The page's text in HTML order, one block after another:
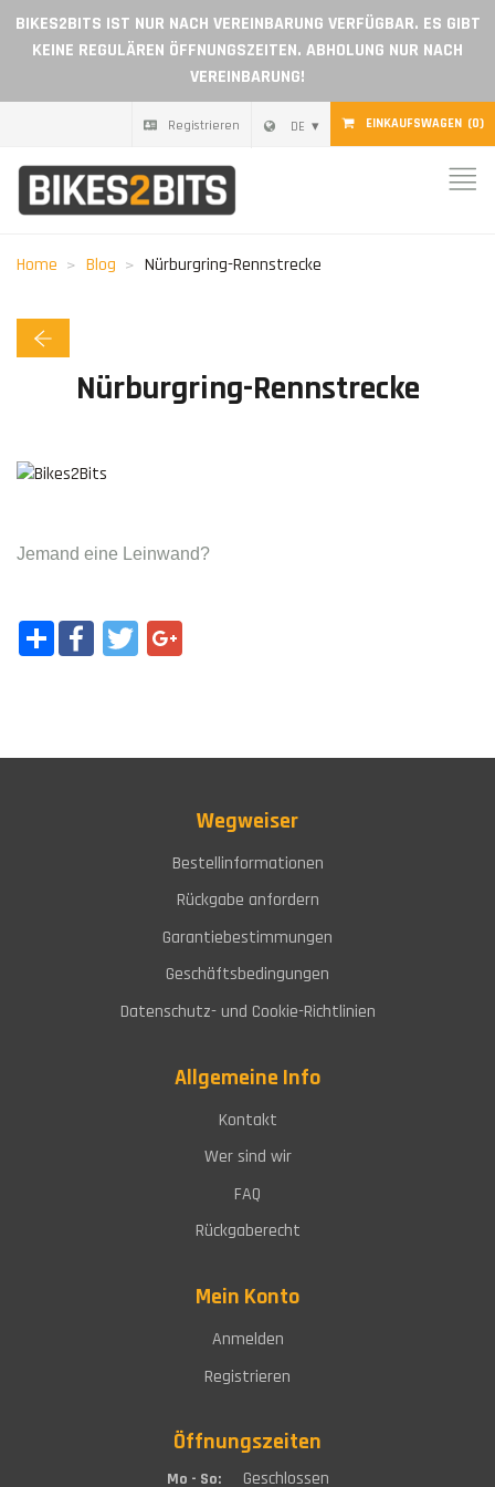
BIKES2BITS IST NUR NACH VEREINBARUNG VERFÜGBAR. ES GIBT
KEINE REGULÄREN ÖFFNUNGSZEITEN. ABHOLUNG NUR NACH
VEREINBARUNG!
EINKAUFSWAGEN (0)
DE
Registrieren
Teile
Geschenkgutschein
Ein Händler werden
Bewertungen
Kontakt
Home Blog Nürburgring-Rennstrecke
Nürburgring-Rennstrecke
Jemand eine Leinwand?
Share FacebookTwitter
Wegweiser
Bestellinformationen
Rückgabe anfordern
Garantiebestimmungen
Geschäftsbedingungen
Datenschutz- und Cookie-Richtlinien
Allgemeine Info
Kontakt
Wer sind wir
FAQ
Rückgaberecht
Mein Konto
Anmelden
Registrieren
Öffnungszeiten
Mo - So: Geschlossen